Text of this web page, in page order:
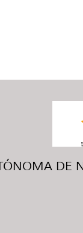
DE